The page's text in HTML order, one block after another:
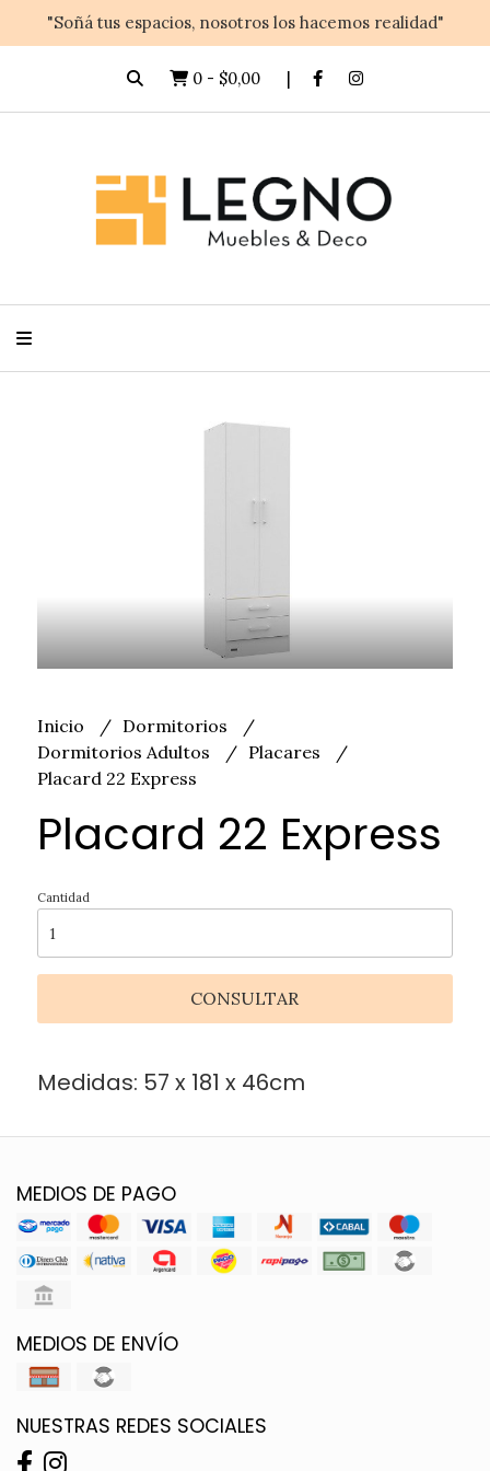
"Soñá tus espacios, nosotros los hacemos realidad"
0 - $0,00
Inicio
Dormitorios
Dormitorios Adultos
Placares
Placard 22 Express
Placard 22 Express
Cantidad
CONSULTAR
Medidas: 57 x 181 x 46cm
MEDIOS DE PAGO
MEDIOS DE ENVÍO
NUESTRAS REDES SOCIALES